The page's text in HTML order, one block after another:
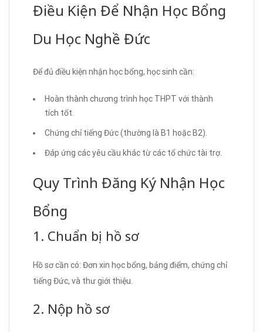
Điều Kiện Để Nhận Học Bổng
Du Học Nghề Đức
Để đủ điều kiện nhận học bổng, học sinh cần:
Hoàn thành chương trình học THPT với thành
tích tốt.
Chứng chỉ tiếng Đức (thường là B1 hoặc B2).
Đáp ứng các yêu cầu khác từ các tổ chức tài trợ.
Quy Trình Đăng Ký Nhận Học
Bổng
1. Chuẩn bị hồ sơ
Hồ sơ cần có: Đơn xin học bổng, bảng điểm, chứng chỉ
tiếng Đức, và thư giới thiệu.
2. Nộp hồ sơ